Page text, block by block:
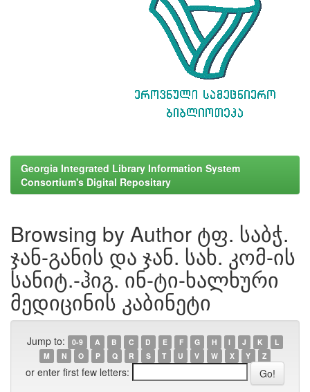
Georgia Integrated Library Information System
Consortium's Digital Repositary
Browsing by Author ტფ. საბჭ.
ჯან-განის და ჯან. სახ. კომ-ის
სანიტ.-ჰიგ. ინ-ტი-ხალხური
მედიცინის კაბინეტი
Jump to: 0-9 A B C D E F G H I J K
L
M
N O P Q R S T U V W X Y Z
or enter first few letters: